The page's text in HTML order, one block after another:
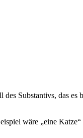
Substantivs, das es
wäre „eine